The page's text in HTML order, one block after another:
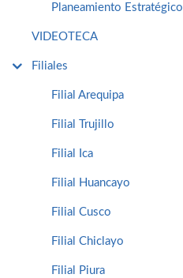
Planeamiento Estratégico
VIDEOTECA
Filiales
Filial Arequipa
Filial Trujillo
Filial Ica
Filial Huancayo
Filial Cusco
Filial Chiclayo
Filial Piura